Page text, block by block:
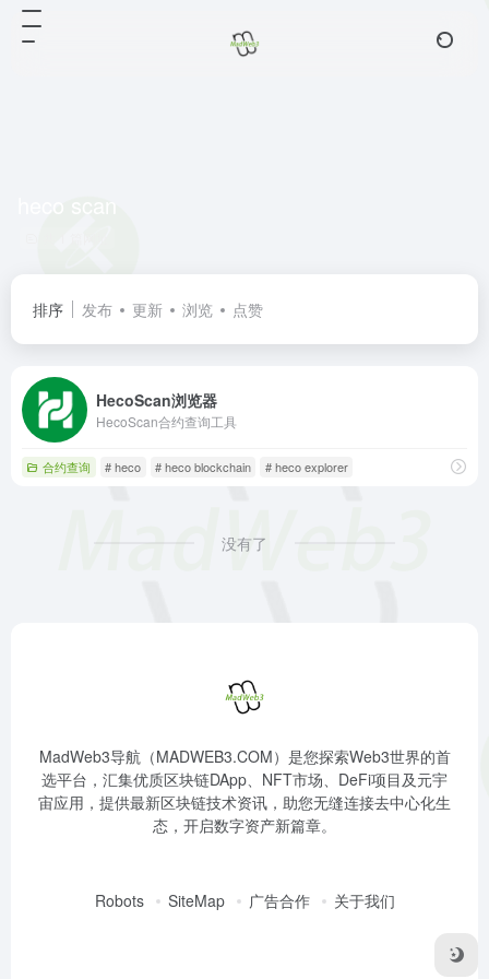
排序 发布 更新 浏览 点赞
HecoScan浏览器
HecoScan合约查询工具
合约查询 # heco # heco blockchain # heco explorer
没有了
MadWeb3导航（MADWEB3.COM）是您探索Web3世界的首
选平台，汇集优质区块链DApp、NFT市场、DeFi项目及元宇
宙应用，提供最新区块链技术资讯，助您无缝连接去中心化生
态，开启数字资产新篇章。
Robots SiteMap 广告合作 关于我们